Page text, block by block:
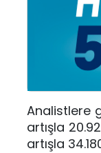
Analistlere
artışla
artışla